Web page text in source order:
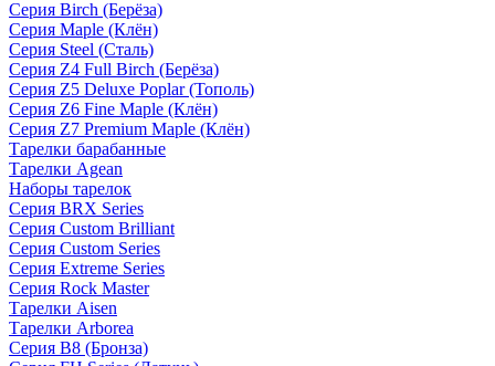
Серия Birch (Берёза)
Серия Maple (Клён)
Серия Steel (Сталь)
Серия Z4 Full Birch (Берёза)
Серия Z5 Deluxe Poplar (Тополь)
Серия Z6 Fine Maple (Клён)
Серия Z7 Premium Maple (Клён)
Тарелки барабанные
Тарелки Agean
Наборы тарелок
Серия BRX Series
Серия Custom Brilliant
Серия Custom Series
Серия Extreme Series
Серия Rock Master
Тарелки Aisen
Тарелки Arborea
Серия B8 (Бронза)